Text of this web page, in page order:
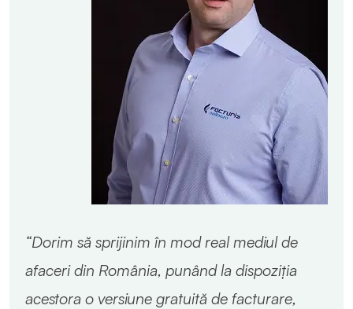
“Dorim să sprijinim în mod real mediul de
afaceri din România, punând la dispoziția
acestora o versiune gratuită de facturare,